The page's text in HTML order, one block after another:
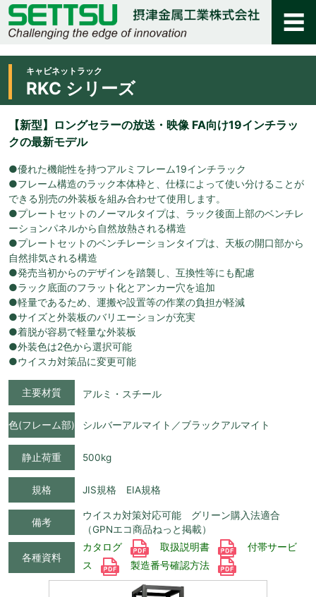
キャビネットラック
RKC シリーズ
【新型】ロングセラーの放送・映像 FA向け19インチラッ
クの最新モデル
●優れた機能性を持つアルミフレーム19インチラック
●フレーム構造のラック本体枠と、仕様によって使い分けることが
できる別売の外装板を組み合わせて使用します。
●プレートセットのノーマルタイプは、ラック後面上部のベンチレ
ーションパネルから自然放熱される構造
●プレートセットのベンチレーションタイプは、天板の開口部から
自然排気される構造
●発売当初からのデザインを踏襲し、互換性等にも配慮
●ラック底面のフラット化とアンカー穴を追加
●軽量であるため、運搬や設置等の作業の負担が軽減
●サイズと外装板のバリエーションが充実
●着脱が容易で軽量な外装板
●外装色は2色から選択可能
●ウイスカ対策品に変更可能
主要材質 アルミ・スチール
色(フレーム部) シルバーアルマイト／ブラックアルマイト
静止荷重 500kg
規格 JIS規格 EIA規格
備考
ウイスカ対策対応可能 グリーン購入法適合
（GPNエコ商品ねっと掲載）
各種資料
カタログ 取扱説明書
付帯サービ
ス
製造番号確認方法